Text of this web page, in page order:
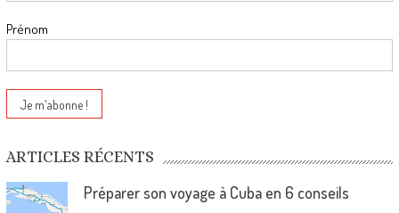
Prénom
ARTICLES RÉCENTS
Préparer son voyage à Cuba en 6 conseils